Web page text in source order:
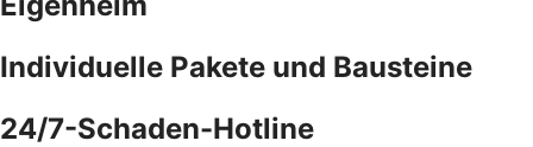
Individuelle Pakete und Bausteine
24/7-Schaden-Hotline